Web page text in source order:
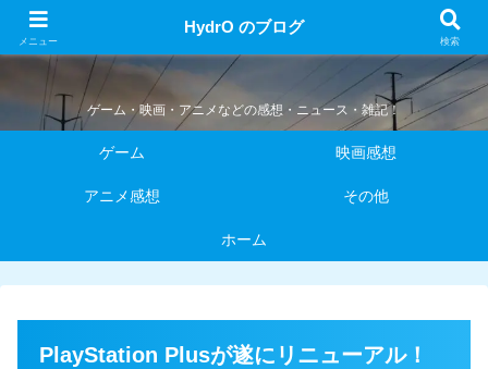
HydrO のブログ
ゲーム・映画・アニメなどの感想・ニュース・雑記！
ゲーム 映画感想
アニメ感想 その他
ホーム
PlayStation Plusが遂にリニューアル！
メニュー
HydrO のブログ
検索